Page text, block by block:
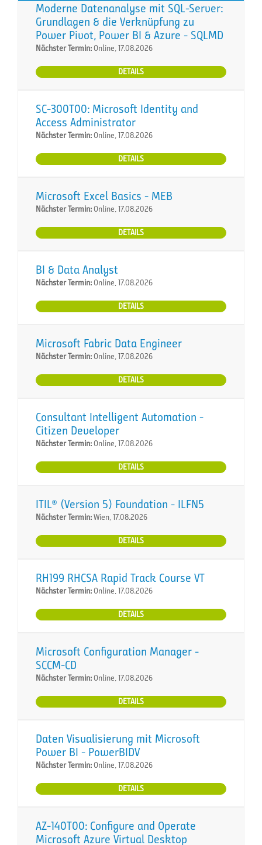
Moderne Datenanalyse mit SQL-Server:
Grundlagen & die Verknüpfung zu
Power Pivot, Power BI & Azure - SQLMD
Nächster Termin:Online, 17.08.2026
DETAILS
SC-300T00: Microsoft Identity and
Access Administrator
Nächster Termin:Online, 17.08.2026
DETAILS
Microsoft Excel Basics - MEB
Nächster Termin:Online, 17.08.2026
DETAILS
BI & Data Analyst
Nächster Termin:Online, 17.08.2026
DETAILS
Microsoft Fabric Data Engineer
Nächster Termin:Online, 17.08.2026
DETAILS
Consultant Intelligent Automation -
Citizen Developer
Nächster Termin:Online, 17.08.2026
DETAILS
ITIL® (Version 5) Foundation - ILFN5
Nächster Termin:Wien, 17.08.2026
DETAILS
RH199 RHCSA Rapid Track Course VT
Nächster Termin:Online, 17.08.2026
DETAILS
Microsoft Configuration Manager -
SCCM-CD
Nächster Termin:Online, 17.08.2026
DETAILS
Daten Visualisierung mit Microsoft
Power BI - PowerBIDV
Nächster Termin:Online, 17.08.2026
DETAILS
AZ-140T00: Configure and Operate
Microsoft Azure Virtual Desktop